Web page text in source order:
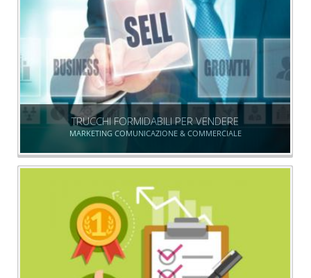
TRUCCHI FORMIDABILI PER VENDERE
MARKETING COMUNICAZIONE & COMMERCIALE